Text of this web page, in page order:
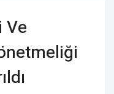
Ve